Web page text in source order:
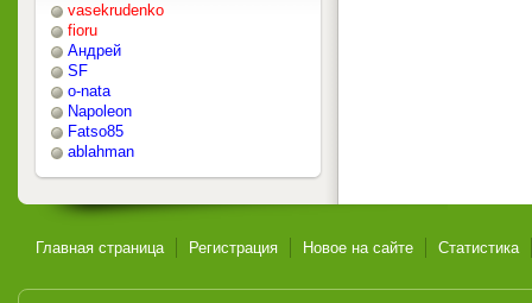
vasekrudenko
fioru
Андрей
SF
o-nata
Napoleon
Fatso85
ablahman
Главная страница Регистрация Новое на сайте Статистика